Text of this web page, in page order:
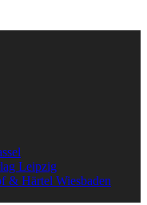
Leipzig
& Härtel Wiesbaden